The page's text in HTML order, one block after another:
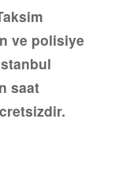
ve polisiye
saat